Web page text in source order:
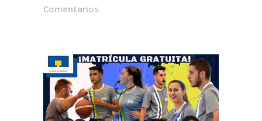
Comentarios